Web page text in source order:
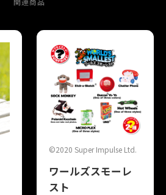
©2020 Super Impulse Ltd.
ワールズスモーレ
スト